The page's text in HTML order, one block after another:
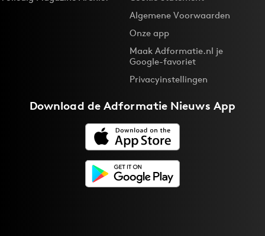
Algemene Voorwaarden
Onze app
Maak Adformatie.nl je
Google-favoriet
Privacyinstellingen
Download deAdformatie Nieuws App